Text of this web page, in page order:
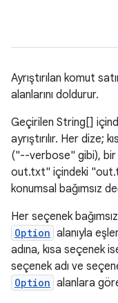
Ayrıştırılan komut
alanlarını doldurur.
Geçirilen String[]
ayrıştırılır. Her dize;
("--verbose" gibi), bir
out.txt" içindeki
konumsal bağımsız
Her seçenek
Option alanıyla
adına, kısa seçenek
seçenek adı ve
Option alanlara